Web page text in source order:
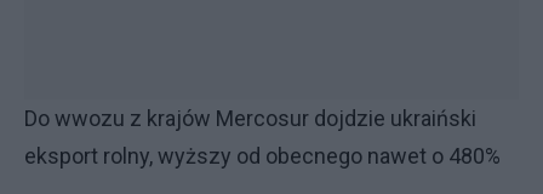
Do wwozu z krajów Mercosur dojdzie ukraiński
eksport rolny, wyższy od obecnego nawet o 480%